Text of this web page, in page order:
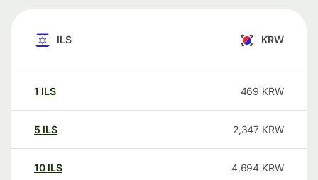
ILS KRW
1 ILS 469 KRW
5 ILS 2,347 KRW
10 ILS 4,694 KRW